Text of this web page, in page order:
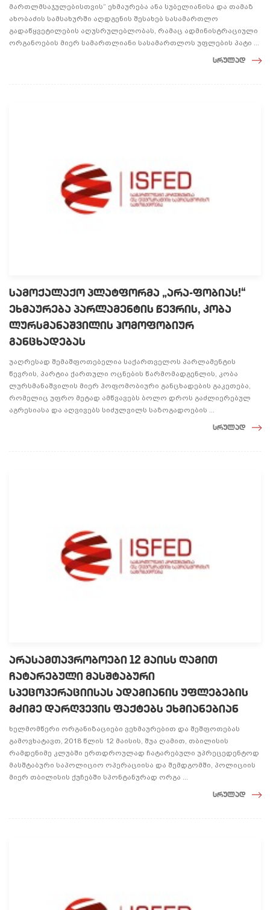
მართლმსაჯულებისთვის“ ეხმაურება ანა სუბელიანისა და თამაზ
ახობაძის სამსახურში აღდგენის შესახებ სასამართლო
გადაწყვეტილების აღუსრულებლობას, რამაც ადმინისტრაციული
ორგანოების მიერ სამართლიანი სასამართლოს უფლების პატი ...
სრულად
სამოქალაქო პლატფორმა „არა-ფობიას!“
ეხმაურება პარლამენტის წევრის, კობა
ლურსმანაშვილის ჰომოფობიურ
განცხადებას
უაღრესად შემაშფოთებელია საქართველოს პარლამენტის
წევრის, პარტია ქართული ოცნების წარმომადგენლის, კობა
ლურსმანაშვილის მიერ ჰოფომობიური განცხადების გაკეთება,
რომელიც უფრო მეტად ამწვავებს ბოლო დროს გაძლიერებულ
აგრესიასა და აღვივებს სიძულვილს საზოგადოების ...
სრულად
არასამთავრობოები 12 მაისს ღამით
ჩატარებული მასშტაბური
სპეცოპერაციისას ადამიანის უფლებების
მძიმე დარღვევის ფაქტებს ეხმიანებიან
ხელმომწერი ორგანიზაციები ვეხმაურებით და შეშფოთებას
გამოვხატავთ, 2018 წლის 12 მაისის, შუა ღამით, თბილისის
რამდენიმე კლუბში ერთდროულად ჩატარებული უპრეცედენტოდ
მასშტაბური საპოლიციო ოპერაციისა და შემდგომში, პოლიციის
მიერ თბილისის ქუჩებში სპონტანურად ორგა ...
სრულად